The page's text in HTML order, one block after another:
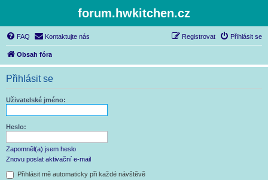
forum.hwkitchen.cz
FAQ Kontaktujte nás Přihlásit se
Registrovat
Obsah fóra
Přihlásit se
Uživatelské jméno:
Heslo:
Zapomněl(a) jsem heslo
Znovu poslat aktivační e-mail
Přihlásit mě automaticky při každé návštěvě